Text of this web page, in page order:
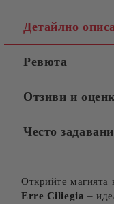
Детайлно
Ревюта
Отзиви и
Често
Открийте магията
Erre Ciliegia –